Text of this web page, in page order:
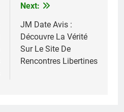
Next:
JM Date Avis :
Découvre La Vérité
Sur Le Site De
Rencontres Libertines